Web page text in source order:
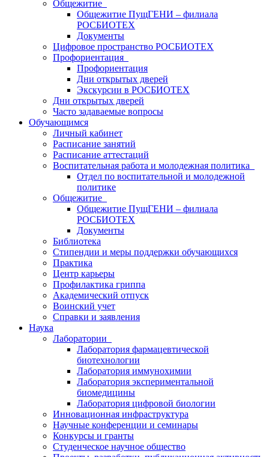
Общежитие
Общежитие ПущГЕНИ – филиала
РОСБИОТЕХ
Документы
Цифровое пространство РОСБИОТЕХ
Профориентация
Профориентация
Дни открытых дверей
Экскурсии в РОСБИОТЕХ
Дни открытых дверей
Часто задаваемые вопросы
Обучающимся
Личный кабинет
Расписание занятий
Расписание аттестаций
Воспитательная работа и молодежная политика
Отдел по воспитательной и молодежной
политике
Общежитие
Общежитие ПущГЕНИ – филиала
РОСБИОТЕХ
Документы
Библиотека
Стипендии и меры поддержки обучающихся
Практика
Центр карьеры
Профилактика гриппа
Академический отпуск
Воинский учет
Справки и заявления
Наука
Лаборатории
Лаборатория фармацевтической
биотехнологии
Лаборатория иммунохимии
Лаборатория экспериментальной
биомедицины
Лаборатория цифровой биологии
Инновационная инфраструктура
Научные конференции и семинары
Конкурсы и гранты
Студенческое научное общество